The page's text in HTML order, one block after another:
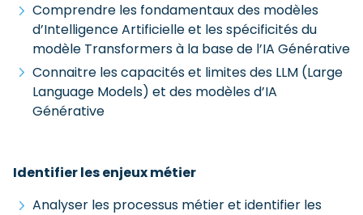
Comprendre les fondamentaux des modèles
d’Intelligence Artificielle et les spécificités du
modèle Transformers à la base de l’IA Générative
Connaitre les capacités et limites des LLM (Large
Language Models) et des modèles d’IA
Générative
Identifier les enjeux métier
Analyser les processus métier et identifier les